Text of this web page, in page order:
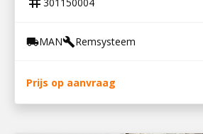
local_shippingMANbuildRemsysteem
Prijs op aanvraag